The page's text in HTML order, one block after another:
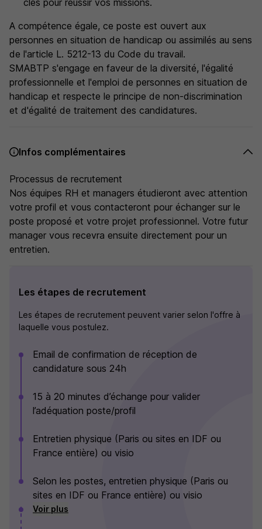
clés pour réussir vos missions.
A compétence égale, ce poste est ouvert aux
personnes en situation de handicap ou assimilés au sens
de l'article L. 5212-13 du Code du travail.
SMABTP s'engage en faveur de la diversité, l'égalité
professionnelle et l'emploi de personnes en situation de
handicap et respecte le principe de non-discrimination
et d'égalité de traitement des candidatures.
Infos complémentaires
Processus de recrutement
Nos équipes RH et managers étudieront avec attention
votre profil et vous contacteront pour échanger sur le
poste proposé et votre projet professionnel. Votre futur
manager vous recevra ensuite directement pour un
entretien.
Les étapes de recrutement
Les étapes de recrutement peuvent varier selon l'offre à
laquelle vous postulez.
Email de confirmation de réception de
candidature sous 24h
15 à 20 minutes d’échange pour valider
l’adéquation poste/profil
Entretien physique (Paris ou sites en IDF ou
France entière) ou visio
Selon les postes, entretien physique (Paris ou
sites en IDF ou France entière) ou visio
Voir plus